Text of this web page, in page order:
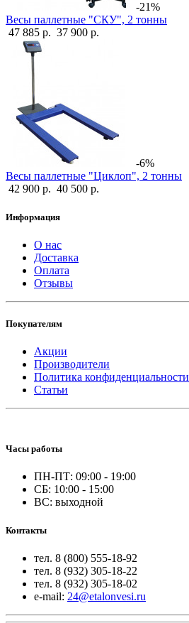
-21%
Весы паллетные "СКУ", 2 тонны
47 885 р. 37 900 р.
-6%
Весы паллетные "Циклоп", 2 тонны
42 900 р. 40 500 р.
Информация
О нас
Доставка
Оплата
Отзывы
Покупателям
Акции
Производители
Политика конфиденциальности
Статьи
Часы работы
ПН-ПТ: 09:00 - 19:00
СБ: 10:00 - 15:00
ВС: выходной
Контакты
тел. 8 (800) 555-18-92
тел. 8 (932) 305-18-22
тел. 8 (932) 305-18-02
e-mail: 24@etalonvesi.ru